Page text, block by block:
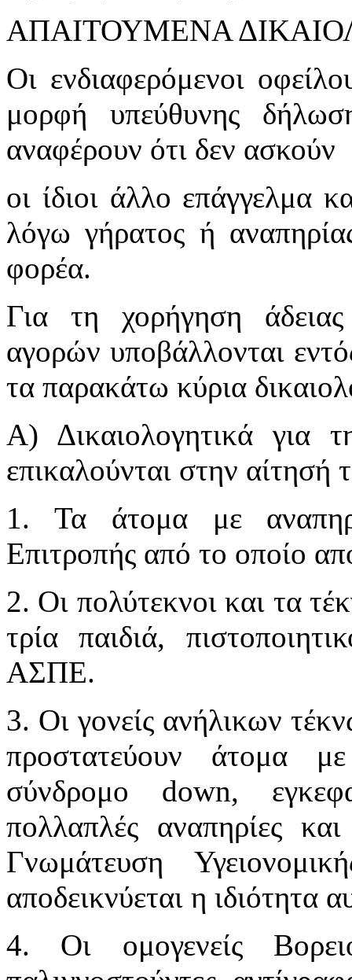
ΑΠΑΙΤΟΥΜΕΝΑ
Οι ενδιαφερόμενοι
μορφή υπεύθυνης
αναφέρουν ότι δεν ασκούν
οι ίδιοι άλλο επάγγελμα
λόγω γήρατος ή
φορέα.
Για τη χορήγηση
αγορών υποβάλλονται
τα παρακάτω κύρια
Α) Δικαιολογητικά για
επικαλούνται στην αίτησή
1. Τα άτομα με
Επιτροπής από το οποίο
2. Οι πολύτεκνοι και τα
τρία παιδιά,
ΑΣΠΕ.
3. Οι γονείς ανήλικων
προστατεύουν άτομα
σύνδρομο down,
πολλαπλές αναπηρίες
Γνωμάτευση
αποδεικνύεται η ιδιότητα
4. Οι ομογενείς